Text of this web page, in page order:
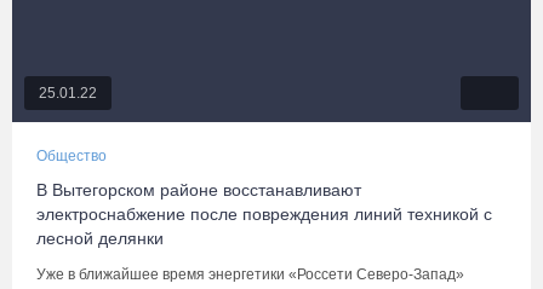
25.01.22
Общество
В Вытегорском районе восстанавливают
электроснабжение после повреждения линий техникой с
лесной делянки
Уже в ближайшее время энергетики «Россети Северо-Запад»